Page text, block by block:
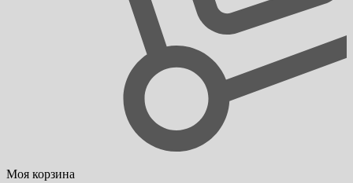
Моя корзина